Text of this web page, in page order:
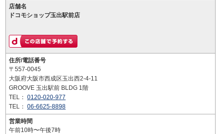
店舗名
ドコモショップ玉出駅前店
住所/電話番号
〒557-0045
大阪府大阪市西成区玉出西2-4-11
GROOVE 玉出駅前 BLDG 1階
TEL： 0120-020-977
TEL： 06-6625-8898
営業時間
午前10時〜午後7時